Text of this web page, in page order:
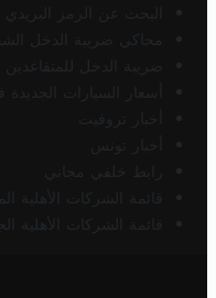
البحث عن الرمز
محاكي ضريبة الدخل
ضريبة الدخل
أسعار السيارات
أخبار تروفيت
أخبار تونس
رابط خلفي مجاني
قائمة الشركات الأهلية
قائمة الشركات الأهلية